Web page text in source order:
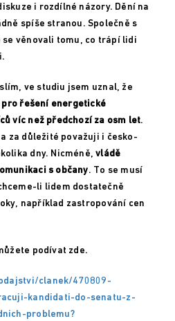
i rozdílné názory. Dění na
spíše stranou. Společně s
věnovali tomu, co trápí lidi
ve studiu jsem uznal, že
řešení energetické
víc než předchozí za osm let.
za důležité považuji i česko-
dny. Nicméně,vládě
s občany. To se musí
li lidem dostatečně
například zastropování cen
podívat zde.
clanek/470809-
kandidati-do-senatu-z-
problemu?